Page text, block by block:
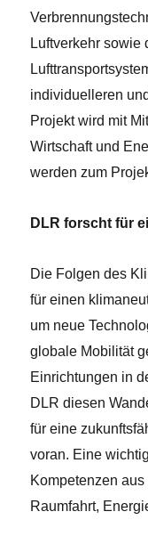
Luftverkehr sowie
individuelleren
Projekt wird mit
Wirtschaft und
werden zum
DLR forscht für
Die Folgen des
für einen
um neue
globale Mobilität
Einrichtungen in
DLR diesen
für eine
voran. Eine
Kompetenzen
Raumfahrt,